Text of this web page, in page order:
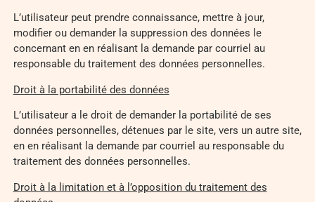
L’utilisateur peut prendre connaissance, mettre à jour,
modifier ou demander la suppression des données le
concernant en en réalisant la demande par courriel au
responsable du traitement des données personnelles.
Droit à la portabilité des données
L’utilisateur a le droit de demander la portabilité de ses
données personnelles, détenues par le site, vers un autre site,
en en réalisant la demande par courriel au responsable du
traitement des données personnelles.
Droit à la limitation et à l’opposition du traitement des